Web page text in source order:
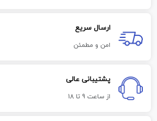
ارسال سریع
امن و مطمئن
پشتیبانی عالی
از ساعت 9 تا 18